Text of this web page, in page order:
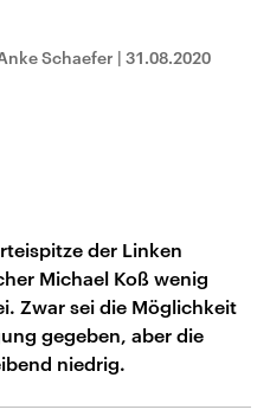
Schaefer | 31.08.2020
der Linken
Michael Koß wenig
Zwar sei die Möglichkeit
gegeben, aber die
niedrig.